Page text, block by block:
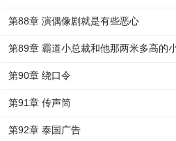
第88章 演偶像剧就是有些恶心
第89章 霸道小总裁和他那两米多高的
第90章 绕口令
第91章 传声筒
第92章 泰国广告